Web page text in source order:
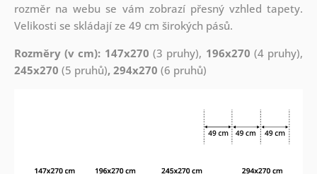
rozměr na webu se vám zobrazí přesný vzhled tapety.
Velikosti se skládají ze 49 cm širokých pásů.
Rozměry (v cm): 147x270 (3 pruhy), 196x270 (4 pruhy),
245x270 (5 pruhů), 294x270 (6 pruhů)